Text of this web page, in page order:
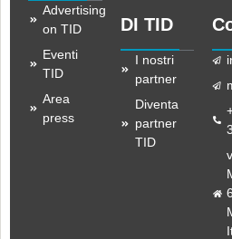
Advertising
on TID
Eventi
TID
Area
press
DI TID
I nostri
partner
Diventa
partner
TID